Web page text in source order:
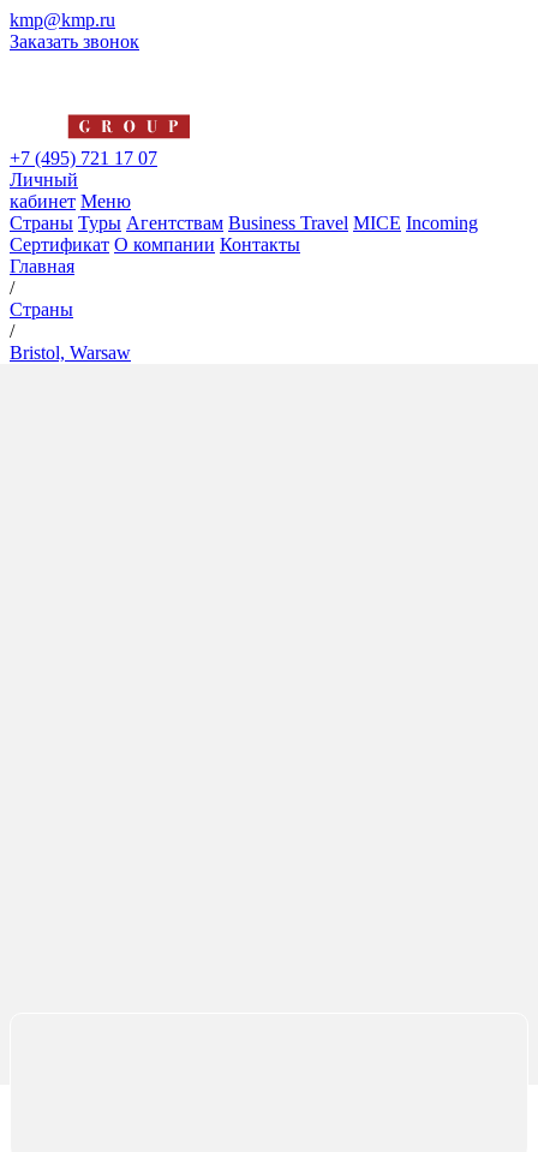
kmp@kmp.ru
Заказать звонок
+7 (495) 721 17 07
Личный
кабинет Меню
Страны Туры Агентствам Business Travel MICE Incoming
Сертификат О компании Контакты
Главная
/
Страны
/
Bristol, Warsaw